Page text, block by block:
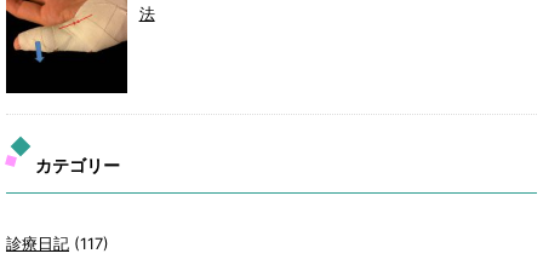
法
カテゴリー
診療日記 (117)